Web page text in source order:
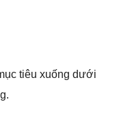
tiêu xuống dưới